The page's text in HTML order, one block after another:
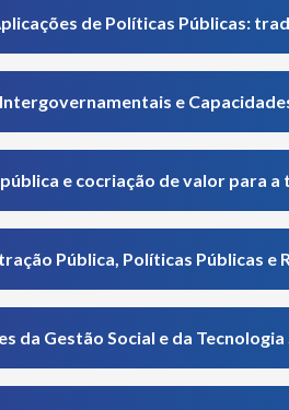
de Políticas Públicas:
Intergovernamentais e
pública e cocriação de valor para
Pública, Políticas Públicas e
da Gestão Social e da